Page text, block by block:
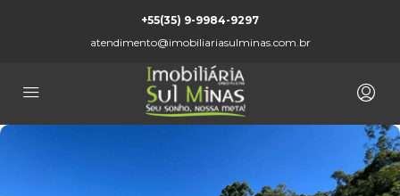
+55(35) 9-9984-9297
atendimento@imobiliariasulminas.com.br